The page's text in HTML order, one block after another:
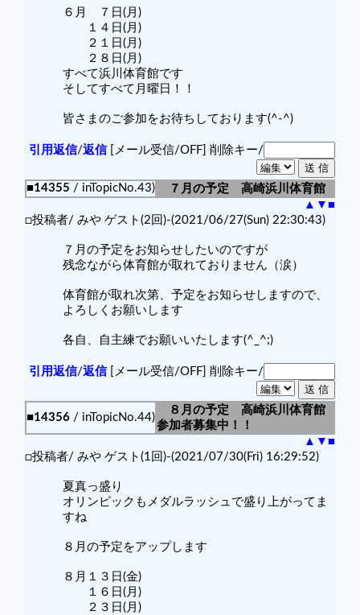
６月 ７日(月)
１４日(月)
２１日(月)
２８日(月)
すべて浜川体育館です
そしてすべて月曜日！！
皆さまのご参加をお待ちしております(^-^)
引用返信/返信[メール受信/OFF] 削除キー/
■14355 / inTopicNo.43)
７月の予定 高崎浜川体育館
▲ ▼ ■
□投稿者/ みや ゲスト(2回)-(2021/06/27(Sun) 22:30:43)
７月の予定をお知らせしたいのですが
残念ながら体育館が取れておりません（涙）
体育館が取れ次第、予定をお知らせしますので、
よろしくお願いします
各自、自主練でお願いいたします(^_^;)
引用返信/返信[メール受信/OFF] 削除キー/
■14356 / inTopicNo.44)
８月の予定 高崎浜川体育館
参加者募集中！！
▲ ▼ ■
□投稿者/ みや ゲスト(1回)-(2021/07/30(Fri) 16:29:52)
夏真っ盛り
オリンピックもメダルラッシュで盛り上がってま
すね
８月の予定をアップします
８月１３日(金)
１６日(月)
２３日(月)